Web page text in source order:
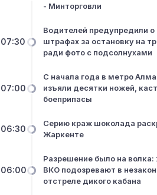
- Минторговли
07:30
Водителей предупредили о
штрафах за остановку на
ради фото с подсолнухами
07:00
С начала года в метро
изъяли десятки ножей,
боеприпасы
06:30
Серию краж шоколада
Жаркенте
06:00
Разрешение было на волка:
ВКО подозревают в
отстреле дикого кабана